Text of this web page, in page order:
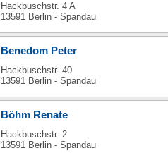
Hackbuschstr. 4 A
13591 Berlin - Spandau
Benedom Peter
Hackbuschstr. 40
13591 Berlin - Spandau
Böhm Renate
Hackbuschstr. 2
13591 Berlin - Spandau